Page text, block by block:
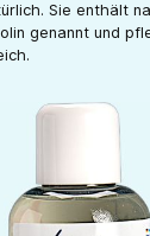
Sie enthält
genannt und